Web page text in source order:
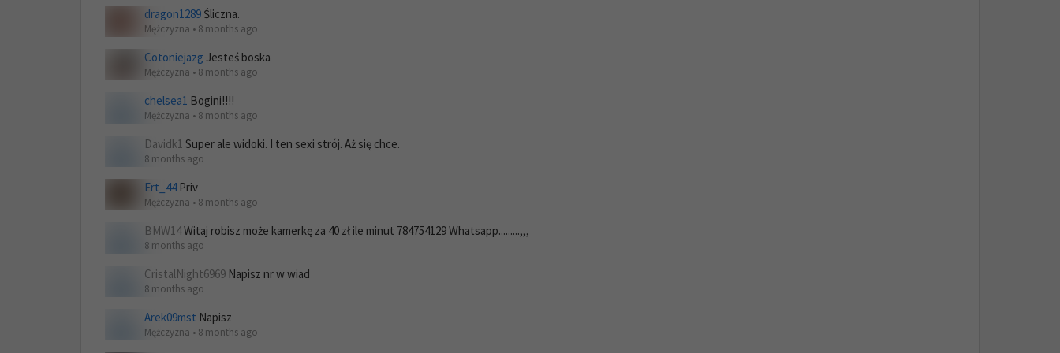
dragon1289 Śliczna.
Mężczyzna • 8 months ago
Cotoniejazg Jesteś boska
Mężczyzna • 8 months ago
chelsea1 Bogini!!!!
Mężczyzna • 8 months ago
Davidk1 Super ale widoki. I ten sexi strój. Aż się chce.
8 months ago
Ert_44Priv
Mężczyzna • 8 months ago
BMW14Witaj robisz może kamerkę za 40 zł ile minut 784754129 Whatsapp.........,,,
8 months ago
CristalNight6969 Napisz nr w wiad
8 months ago
Arek09mst Napisz
Mężczyzna • 8 months ago